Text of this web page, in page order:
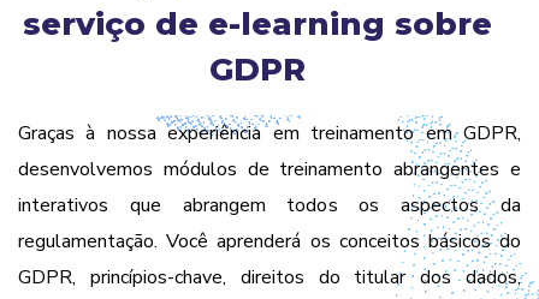
serviço de e-learning sobre
GDPR
Graças à nossa experiência em treinamento em GDPR,
desenvolvemos módulos de treinamento abrangentes e
interativos que abrangem todos os aspectos da
regulamentação. Você aprenderá os conceitos básicos do
GDPR, princípios-chave, direitos do titular dos dados,